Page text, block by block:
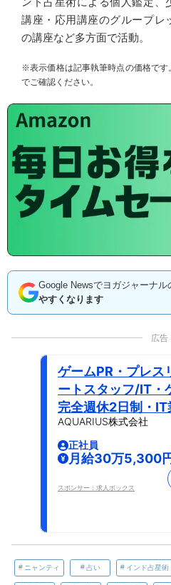
講座・応用講座のグループレ
の講座など多方面で活動。
※表示価格は記事執筆時点の価格です
でご確認ください。
Google Newsでヨガジャーナル
やすくなります
広告
ゲームPR・プレス
ートスタッフ/IT・
完全週休2日制・
AQUARIUS株式会社
正社員
月給30万5,300
スポンサー：求人ボックス
ニャンティ 占い インド占星術